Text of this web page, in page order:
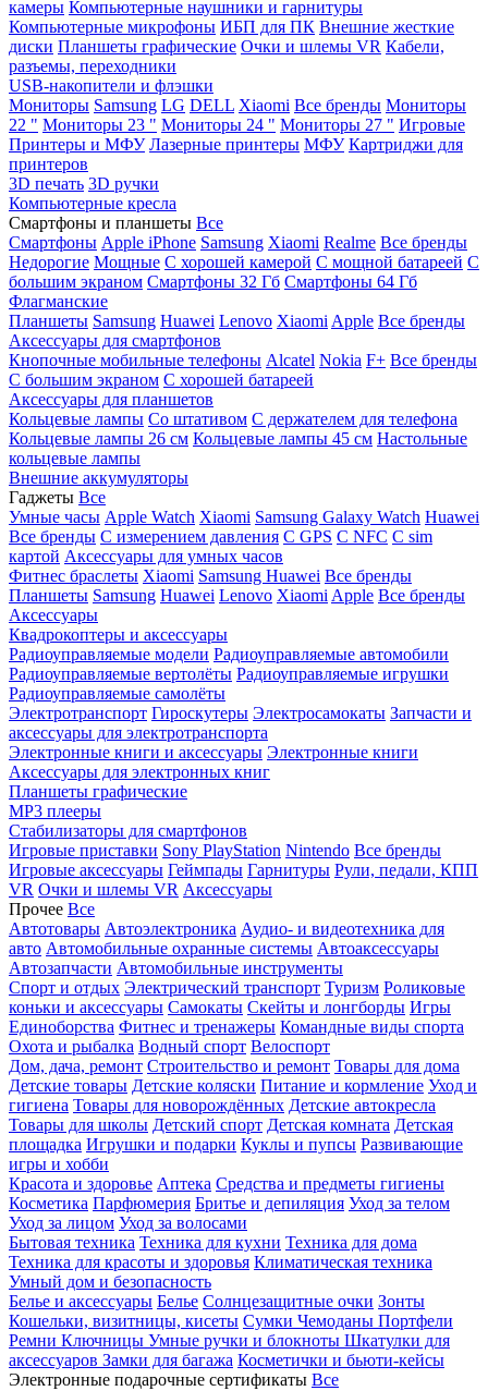
камеры Компьютерные наушники и гарнитуры
Компьютерные микрофоны ИБП для ПК Внешние жесткие
диски Планшеты графические Очки и шлемы VR Кабели,
разъемы, переходники
USB-накопители и флэшки
Мониторы Samsung LG DELL Xiaomi Все бренды Мониторы
22 " Мониторы 23 " Мониторы 24 " Мониторы 27 " Игровые
Принтеры и МФУ Лазерные принтеры МФУ Картриджи для
принтеров
3D печать 3D ручки
Компьютерные кресла
Смартфоны и планшеты Все
Смартфоны Apple iPhone Samsung Xiaomi Realme Все бренды
Недорогие Мощные С хорошей камерой С мощной батареей С
большим экраном Смартфоны 32 Гб Смартфоны 64 Гб
Флагманские
Планшеты Samsung Huawei Lenovo Xiaomi Apple Все бренды
Аксессуары для смартфонов
Кнопочные мобильные телефоны Alcatel Nokia F+ Все бренды
С большим экраном С хорошей батареей
Аксессуары для планшетов
Кольцевые лампы Со штативом C держателем для телефона
Кольцевые лампы 26 см Кольцевые лампы 45 см Настольные
кольцевые лампы
Внешние аккумуляторы
Гаджеты Все
Умные часы Apple Watch Xiaomi Samsung Galaxy Watch Huawei
Все бренды C измерением давления C GPS C NFC C sim
картой Аксессуары для умных часов
Фитнес браслеты Xiaomi Samsung Huawei Все бренды
Планшеты Samsung Huawei Lenovo Xiaomi Apple Все бренды
Аксессуары
Квадрокоптеры и аксессуары
Радиоуправляемые модели Радиоуправляемые автомобили
Радиоуправляемые вертолёты Радиоуправляемые игрушки
Радиоуправляемые самолёты
Электротранспорт Гироскутеры Электросамокаты Запчасти и
аксессуары для электротранспорта
Электронные книги и аксессуары Электронные книги
Аксессуары для электронных книг
Планшеты графические
MP3 плееры
Стабилизаторы для смартфонов
Игровые приставки Sony PlayStation Nintendo Все бренды
Игровые аксессуары Геймпады Гарнитуры Рули, педали, КПП
VR Очки и шлемы VR Аксессуары
Прочее Все
Автотовары Автоэлектроника Аудио- и видеотехника для
авто Автомобильные охранные системы Автоаксессуары
Автозапчасти Автомобильные инструменты
Спорт и отдых Электрический транспорт Туризм Роликовые
коньки и аксессуары Самокаты Скейты и лонгборды Игры
Единоборства Фитнес и тренажеры Командные виды спорта
Охота и рыбалка Водный спорт Велоспорт
Дом, дача, ремонт Строительство и ремонт Товары для дома
Детские товары Детские коляски Питание и кормление Уход и
гигиена Товары для новорождённых Детские автокресла
Товары для школы Детский спорт Детская комната Детская
площадка Игрушки и подарки Куклы и пупсы Развивающие
игры и хобби
Красота и здоровье Аптека Средства и предметы гигиены
Косметика Парфюмерия Бритье и депиляция Уход за телом
Уход за лицом Уход за волосами
Бытовая техника Техника для кухни Техника для дома
Техника для красоты и здоровья Климатическая техника
Умный дом и безопасность
Белье и аксессуары Белье Солнцезащитные очки Зонты
Кошельки, визитницы, кисеты Сумки Чемоданы Портфели
Ремни Ключницы Умные ручки и блокноты Шкатулки для
аксессуаров Замки для багажа Косметички и бьюти-кейсы
Электронные подарочные сертификаты Все